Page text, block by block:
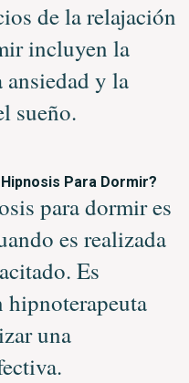
de la relajación
incluyen la
y la
sueño.
Para Dormir?
para dormir es
es realizada
Es
hipnoterapeuta
una